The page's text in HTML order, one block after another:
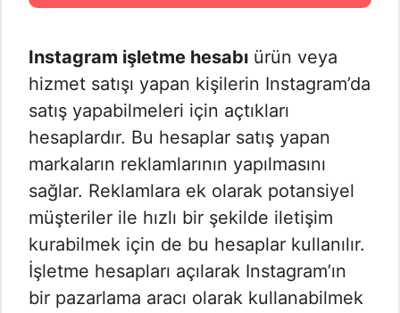
Instagram işletme hesabı ürün veya
hizmet satışı yapan kişilerin Instagram’da
satış yapabilmeleri için açtıkları
hesaplardır. Bu hesaplar satış yapan
markaların reklamlarının yapılmasını
sağlar. Reklamlara ek olarak potansiyel
müşteriler ile hızlı bir şekilde iletişim
kurabilmek için de bu hesaplar kullanılır.
İşletme hesapları açılarak Instagram’ın
bir pazarlama aracı olarak kullanabilmek